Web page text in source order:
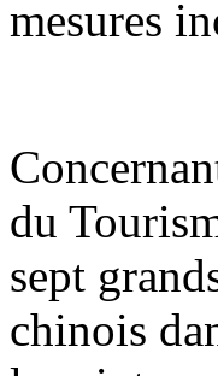
mesures
du
sept
chinois